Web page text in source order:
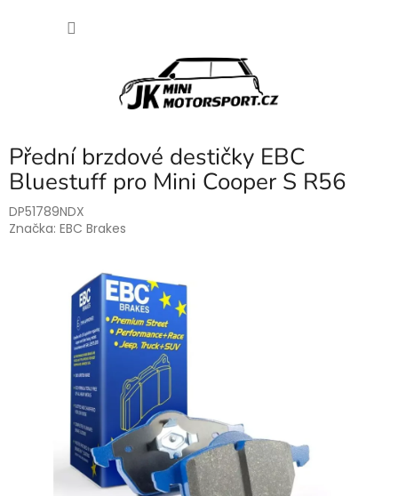
Přední brzdové destičky EBC
Bluestuff pro Mini Cooper S R56
DP51789NDX
Značka: EBC Brakes